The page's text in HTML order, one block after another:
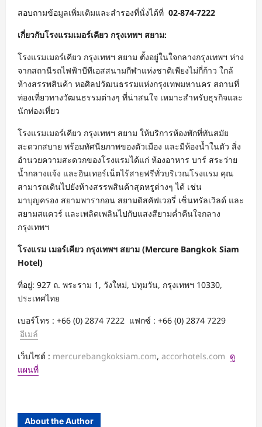
สอบถามข้อมูลเพิ่มเติมและสำรองที่นั่งได้ที่ 02-874-7222
เกี่ยวกับโรงแรมเมอร์เคียว กรุงเทพฯ สยาม:
โรงแรมเมอร์เคียว กรุงเทพฯ สยาม ตั้งอยู่ในใจกลางกรุงเทพฯ ห่าง
จากสถานีรถไฟฟ้าบีทีเอสสนามกีฬาแห่งชาติเพียงไม่กี่ก้าว ใกล้
ห้างสรรพสินค้า หอศิลปวัฒนธรรมแห่งกรุงเทพมหานคร สถานที่
ท่องเที่ยวทางวัฒนธรรมต่างๆ ที่น่าสนใจ เหมาะสำหรับธุรกิจและ
นักท่องเที่ยว
โรงแรมเมอร์เคียว กรุงเทพฯ สยาม ให้บริการห้องพักที่ทันสมัย
สะดวกสบาย พร้อมทัศนียภาพของตัวเมือง และมีห้องน้ำในตัว สิ่ง
อำนวยความสะดวกของโรงแรมได้แก่ ห้องอาหาร บาร์ สระว่าย
น้ำกลางแจ้ง และอินเทอร์เน็ตไร้สายฟรีทั่วบริเวณโรงแรม คุณ
สามารถเดินไปยังห้างสรรพสินค้าสุดหรูต่างๆ ได้ เช่น
มาบุญครอง สยามพารากอน สยามดิสคัฟเวอรี่ เซ็นทรัลเวิลด์ และ
สยามสแควร์ และเพลิดเพลินไปกับแสงสียามค่ำคืนใจกลาง
กรุงเทพฯ
โรงแรม เมอร์เคียว กรุงเทพฯ สยาม (Mercure Bangkok Siam
Hotel)
ที่อยู่: 927 ถ. พระราม 1, วังใหม่, ปทุมวัน, กรุงเทพฯ 10330,
ประเทศไทย
เบอร์โทร : +66 (0) 2874 7222 แฟกซ์ : +66 (0) 2874 7229
อีเมล์
เว็บไซต์ : mercurebangkoksiam.com, accorhotels.com ดู
แผนที่
About the Author